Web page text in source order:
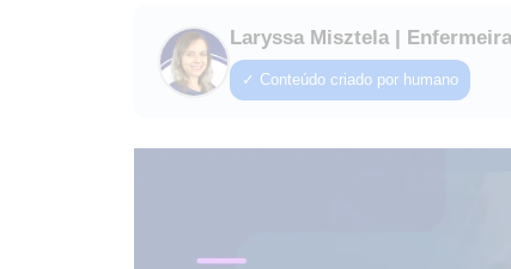
Laryssa Misztela | Enfermeira
✓ Conteúdo criado por humano